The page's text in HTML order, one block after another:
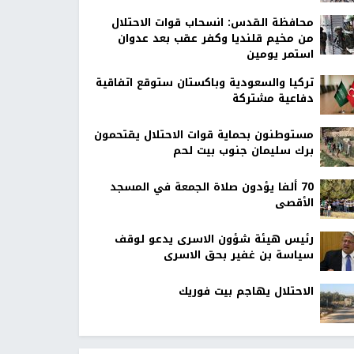
محافظة القدس: انسحاب قوات الاحتلال
من مخيم قلنديا وكفر عقب بعد عدوان
استمر يومين
تركيا والسعودية وباكستان ستوقع اتفاقية
دفاعية مشتركة
مستوطنون بحماية قوات الاحتلال يقتحمون
برك سليمان جنوب بيت لحم
70 ألفا يؤدون صلاة الجمعة في المسجد
الأقصى
رئيس هيئة شؤون الاسرى يدعو لوقف
سياسة بن غفير بحق الاسرى
الاحتلال يهاجم بيت فوريك